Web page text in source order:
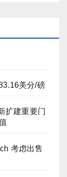
美分/磅
扩建重要门
考虑出售